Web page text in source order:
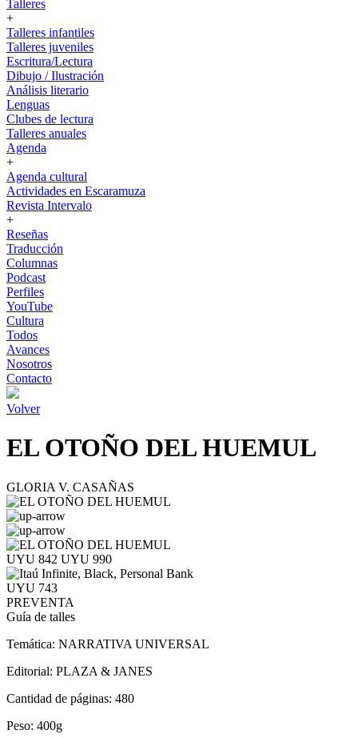
Talleres
+
Talleres infantiles
Talleres juveniles
Escritura/Lectura
Dibujo / Ilustración
Análisis literario
Lenguas
Clubes de lectura
Talleres anuales
Agenda
+
Agenda cultural
Actividades en Escaramuza
Revista Intervalo
+
Reseñas
Traducción
Columnas
Podcast
Perfiles
YouTube
Cultura
Todos
Avances
Nosotros
Contacto
Volver
EL OTOÑO DEL HUEMUL
GLORIA V. CASAÑAS
UYU 842 UYU 990
UYU 743
PREVENTA
Guía de talles
Temática: NARRATIVA UNIVERSAL
Editorial: PLAZA & JANES
Cantidad de páginas: 480
Peso: 400g